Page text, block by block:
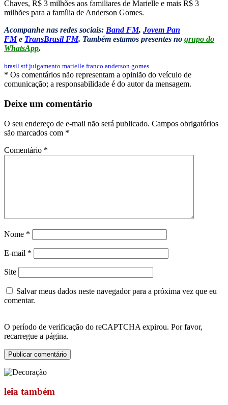
Chaves, R$ 3 milhões aos familiares de Marielle e mais R$ 3
milhões para a família de Anderson Gomes.
Acompanhe nas redes sociais: Band FM, Jovem Pan
FMe TransBrasil FM. Também estamos presentes no grupo do
WhatsApp.
brasil stfjulgamento marielle franco anderson gomes
* Os comentários não representam a opinião do veículo de
comunicação; a responsabilidade é do autor da mensagem.
Deixe um comentário
O seu endereço de e-mail não será publicado. Campos obrigatórios
são marcados com *
Comentário *
Nome *
E-mail *
Site
Salvar meus dados neste navegador para a próxima vez que eu
comentar.
O período de verificação do reCAPTCHA expirou. Por favor,
recarregue a página.
leia também